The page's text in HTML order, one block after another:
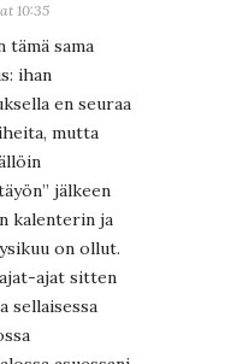
10:35
tämä sama
ihan
en seuraa
mutta
jälkeen
kalenterin ja
on ollut.
ajat sitten
sellaisessa